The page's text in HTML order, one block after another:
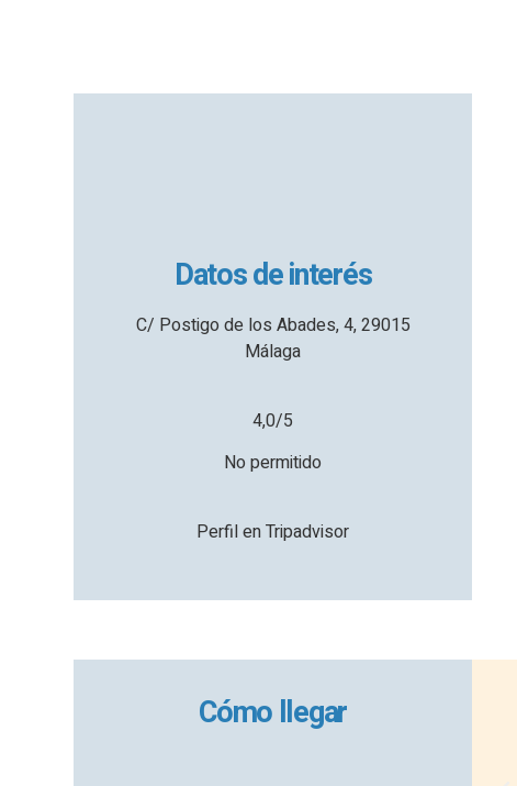
Datos de interés
C/ Postigo de los Abades, 4, 29015
Málaga
4,0/5
No permitido
Perfil en Tripadvisor
Cómo llegar
zonas, incluida una para niños con parque